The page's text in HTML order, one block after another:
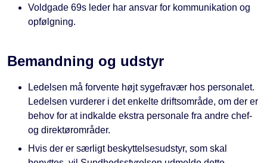
Voldgade 69s leder har ansvar for kommunikation og
opfølgning.
Bemandning og udstyr
Ledelsen må forvente højt sygefravær hos personalet.
Ledelsen vurderer i det enkelte driftsområde, om der er
behov for at indkalde ekstra personale fra andre chef-
og direktørområder.
Hvis der er særligt beskyttelsesudstyr, som skal